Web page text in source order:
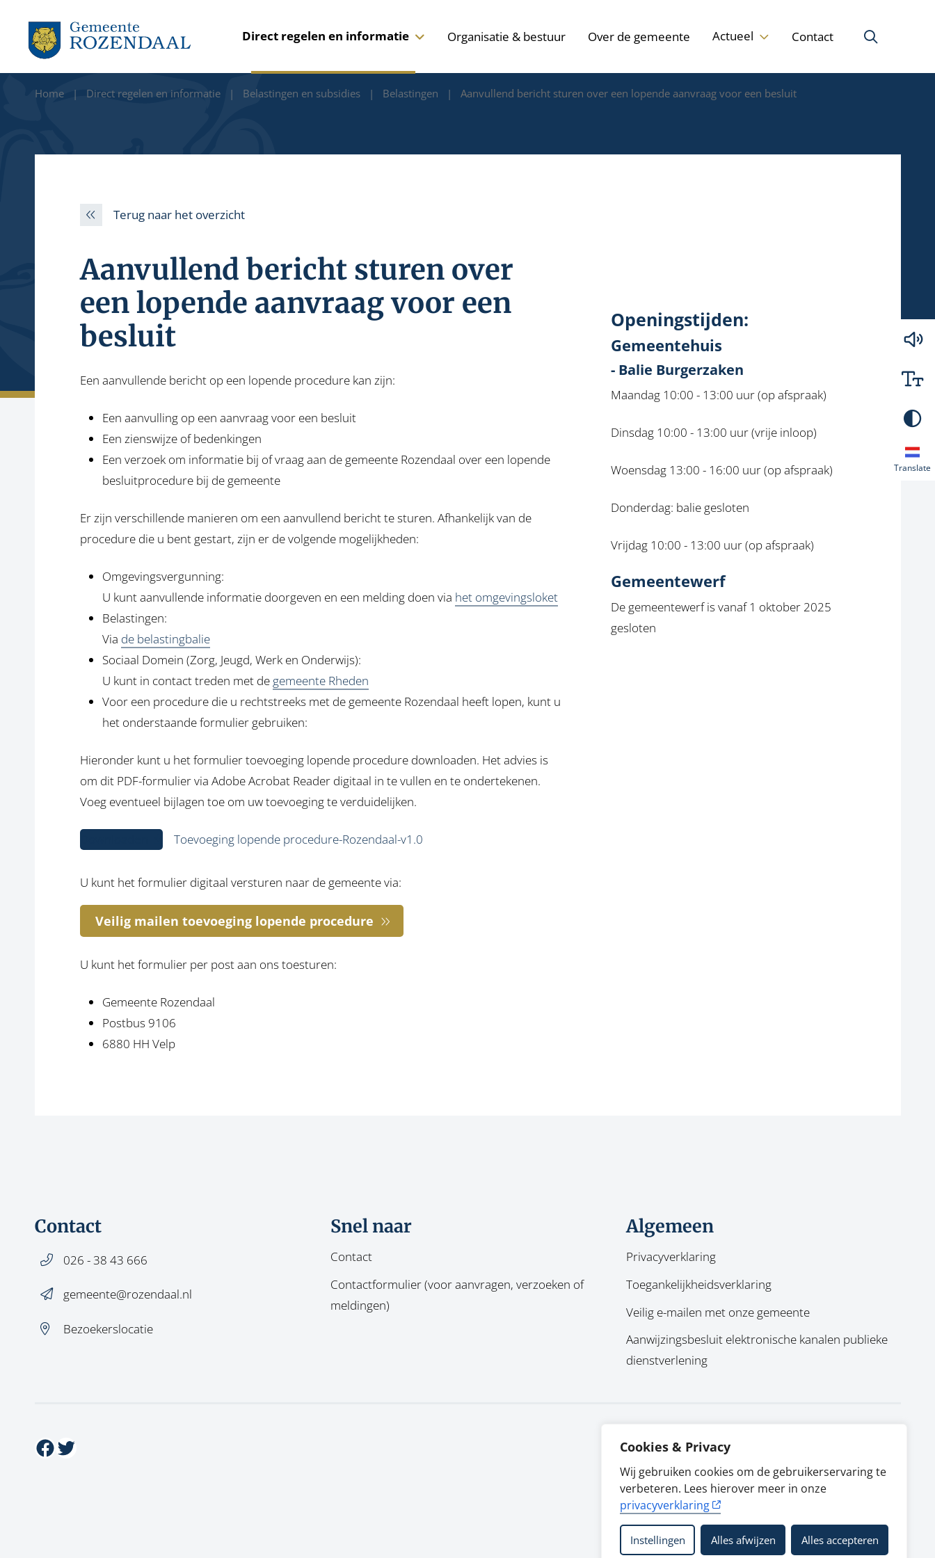
Cookies & Privacy
Wij gebruiken cookies om de gebruikerservaring te
verbeteren. Lees hierover meer in onze
privacyverklaring
Instellingen Alles afwijzen Alles accepteren
Direct regelen en informatie Organisatie & bestuur Over de gemeente Actueel Contact
Translate
Home Direct regelen en informatie Belastingen en subsidies Belastingen Aanvullend bericht sturen over een lopende aanvraag voor een besluit
Terug naar het overzicht
Aanvullend bericht sturen over
een lopende aanvraag voor een
besluit
Een aanvullende bericht op een lopende procedure kan zijn:
Een aanvulling op een aanvraag voor een besluit
Een zienswijze of bedenkingen
Een verzoek om informatie bij of vraag aan de gemeente Rozendaal over een lopende
besluitprocedure bij de gemeente
Er zijn verschillende manieren om een aanvullend bericht te sturen. Afhankelijk van de
procedure die u bent gestart, zijn er de volgende mogelijkheden:
Omgevingsvergunning:
U kunt aanvullende informatie doorgeven en een melding doen via het omgevingsloket
Belastingen:
Via de belastingbalie
Sociaal Domein (Zorg, Jeugd, Werk en Onderwijs):
U kunt in contact treden met de gemeente Rheden
Voor een procedure die u rechtstreeks met de gemeente Rozendaal heeft lopen, kunt u
het onderstaande formulier gebruiken:
Hieronder kunt u het formulier toevoeging lopende procedure downloaden. Het advies is
om dit PDF-formulier via Adobe Acrobat Reader digitaal in te vullen en te ondertekenen.
Voeg eventueel bijlagen toe om uw toevoeging te verduidelijken.
Toevoeging lopende procedure-Rozendaal-v1.0
U kunt het formulier digitaal versturen naar de gemeente via:
Veilig mailen toevoeging lopende procedure
U kunt het formulier per post aan ons toesturen:
Gemeente Rozendaal
Postbus 9106
6880 HH Velp
Openingstijden:
Gemeentehuis
- Balie Burgerzaken
Maandag 10:00 - 13:00 uur (op afspraak)
Dinsdag 10:00 - 13:00 uur (vrije inloop)
Woensdag 13:00 - 16:00 uur (op afspraak)
Donderdag: balie gesloten
Vrijdag 10:00 - 13:00 uur (op afspraak)
Gemeentewerf
De gemeentewerf is vanaf 1 oktober 2025
gesloten
Contact
026 - 38 43 666
gemeente@rozendaal.nl
Bezoekerslocatie
Snel naar
Contact
Contactformulier (voor aanvragen, verzoeken of
meldingen)
Algemeen
Privacyverklaring
Toegankelijkheidsverklaring
Veilig e-mailen met onze gemeente
Aanwijzingsbesluit elektronische kanalen publieke
dienstverlening
Facebook
Twitter